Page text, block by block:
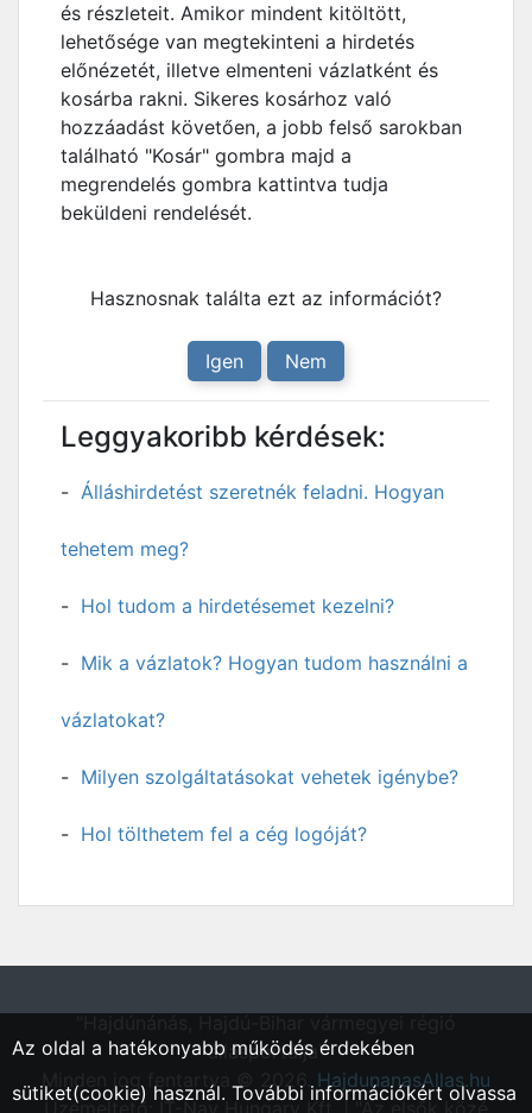
és részleteit. Amikor mindent kitöltött,
lehetősége van megtekinteni a hirdetés
előnézetét, illetve elmenteni vázlatként és
kosárba rakni. Sikeres kosárhoz való
hozzáadást követően, a jobb felső sarokban
található "Kosár" gombra majd a
megrendelés gombra kattintva tudja
beküldeni rendelését.
Hasznosnak találta ezt az információt?
Igen Nem
Leggyakoribb kérdések:
Álláshirdetést szeretnék feladni. Hogyan
tehetem meg?
Hol tudom a hirdetésemet kezelni?
Mik a vázlatok? Hogyan tudom használni a
vázlatokat?
Milyen szolgáltatásokat vehetek igénybe?
Hol tölthetem fel a cég logóját?
állásportálja"
Minden jog fentartva © 2026. HajdunanasAllas.hu
Üzemeltető: IT-Nav Hungary Kft. | "Az elsők közé
Az oldal a hatékonyabb működés érdekében
sütiket(cookie) használ. További információkért olvassa